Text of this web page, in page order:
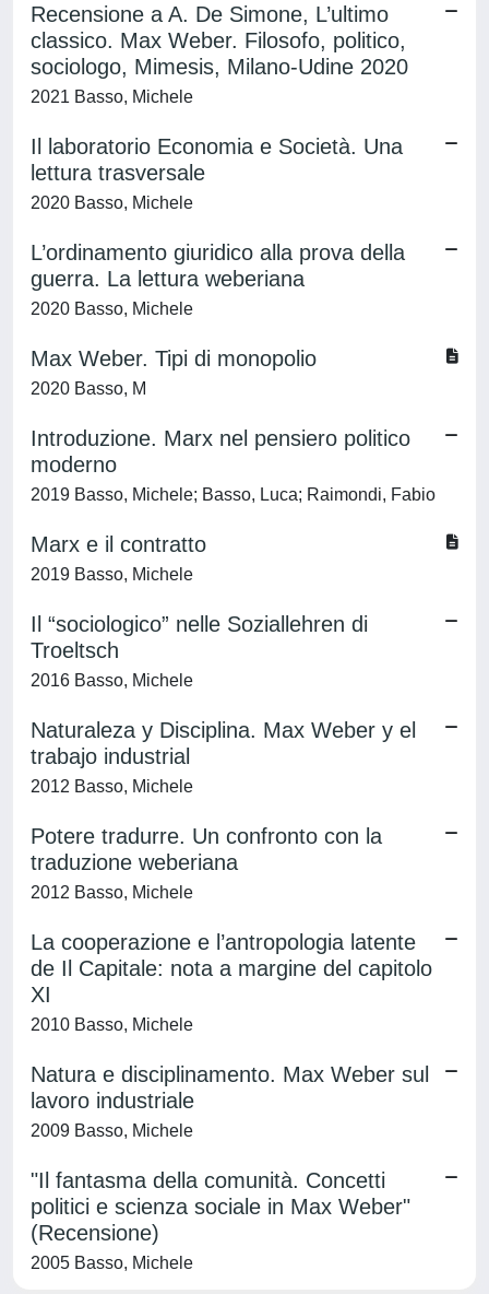
Recensione a A. De Simone, L’ultimo
classico. Max Weber. Filosofo, politico,
sociologo, Mimesis, Milano-Udine 2020
2021 Basso, Michele
Il laboratorio Economia e Società. Una
lettura trasversale
2020 Basso, Michele
L’ordinamento giuridico alla prova della
guerra. La lettura weberiana
2020 Basso, Michele
Max Weber. Tipi di monopolio
2020 Basso, M
Introduzione. Marx nel pensiero politico
moderno
2019 Basso, Michele; Basso, Luca; Raimondi, Fabio
Marx e il contratto
2019 Basso, Michele
Il “sociologico” nelle Soziallehren di
Troeltsch
2016 Basso, Michele
Naturaleza y Disciplina. Max Weber y el
trabajo industrial
2012 Basso, Michele
Potere tradurre. Un confronto con la
traduzione weberiana
2012 Basso, Michele
La cooperazione e l’antropologia latente
de Il Capitale: nota a margine del capitolo
XI
2010 Basso, Michele
Natura e disciplinamento. Max Weber sul
lavoro industriale
2009 Basso, Michele
"Il fantasma della comunità. Concetti
politici e scienza sociale in Max Weber"
(Recensione)
2005 Basso, Michele